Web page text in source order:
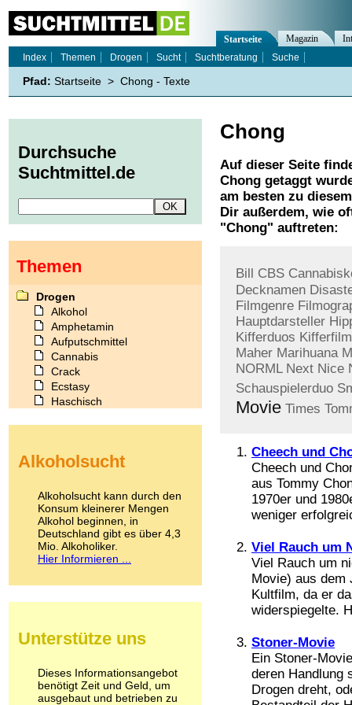
Chong
Auf dieser Seite
Chong getaggt
am besten zu
Dir außerdem, wie
"Chong" auftreten:
Bill CBS
Decknamen
Filmgenre
Hauptdarsteller
Kifferduos Kifferfilm
Maher Marihuana
NORML Next Nice
Schauspielerduo
Movie Times
Cheech und
Cheech und
aus Tommy
1970er und
weniger
Viel Rauch um
Viel Rauch um
Movie) aus dem
Kultfilm, da er
widerspiegelte.
Stoner-Movie
Ein Stoner-
deren Handlung
Drogen dreht,
Startseite Magazin
Index
Themen Drogen Sucht Suchtberatung Suche
Pfad: Startseite > Chong - Texte
Durchsuche
Suchtmittel.de
Themen
Drogen
Alkohol
Amphetamin
Aufputschmittel
Cannabis
Crack
Ecstasy
Haschisch
Kokain
LSD
Marihuana
Medikamente
Meskalin
Metamphetamin
Methadon
Pilze
Psychopharmaka
Schlafmittel
Schmerzmittel
Alkoholsucht
Alkoholsucht kann durch den
Konsum kleinerer Mengen
Alkohol beginnen, in
Deutschland gibt es über 4,3
Mio. Alkoholiker.
Hier Informieren ...
Unterstütze uns
Dieses Informationsangebot
benötigt Zeit und Geld, um
ausgebaut und betrieben zu